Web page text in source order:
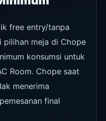
stage mudah